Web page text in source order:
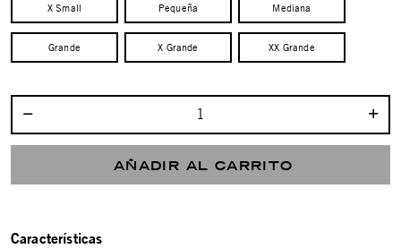
X Small Pequeña Mediana
Grande X Grande XX Grande
AÑADIR AL CARRITO
Características